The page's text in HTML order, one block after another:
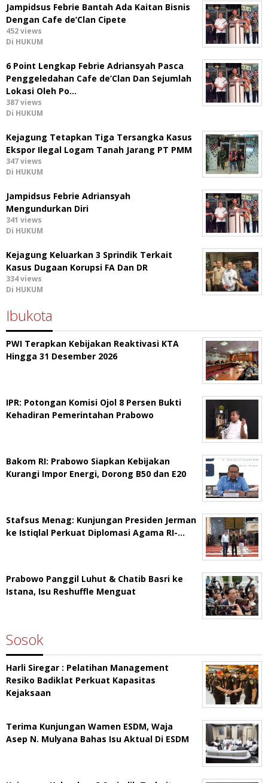
Jampidsus Febrie Bantah Ada Kaitan Bisnis
Dengan Cafe de’Clan Cipete
452 views
Di HUKUM
6 Point Lengkap Febrie Adriansyah Pasca
Penggeledahan Cafe de’Clan Dan Sejumlah
Lokasi Oleh Po…
387 views
Di HUKUM
Kejagung Tetapkan Tiga Tersangka Kasus
Ekspor Ilegal Logam Tanah Jarang PT PMM
347 views
Di HUKUM
Jampidsus Febrie Adriansyah
Mengundurkan Diri
341 views
Di HUKUM
Kejagung Keluarkan 3 Sprindik Terkait
Kasus Dugaan Korupsi FA Dan DR
334 views
Di HUKUM
Ibukota
PWI Terapkan Kebijakan Reaktivasi KTA
Hingga 31 Desember 2026
IPR: Potongan Komisi Ojol 8 Persen Bukti
Kehadiran Pemerintahan Prabowo
Bakom RI: Prabowo Siapkan Kebijakan
Kurangi Impor Energi, Dorong B50 dan E20
Stafsus Menag: Kunjungan Presiden Jerman
ke Istiqlal Perkuat Diplomasi Agama RI-…
Prabowo Panggil Luhut & Chatib Basri ke
Istana, Isu Reshuffle Menguat
Sosok
Harli Siregar : Pelatihan Management
Resiko Badiklat Perkuat Kapasitas
Kejaksaan
Terima Kunjungan Wamen ESDM, Waja
Asep N. Mulyana Bahas Isu Aktual Di ESDM